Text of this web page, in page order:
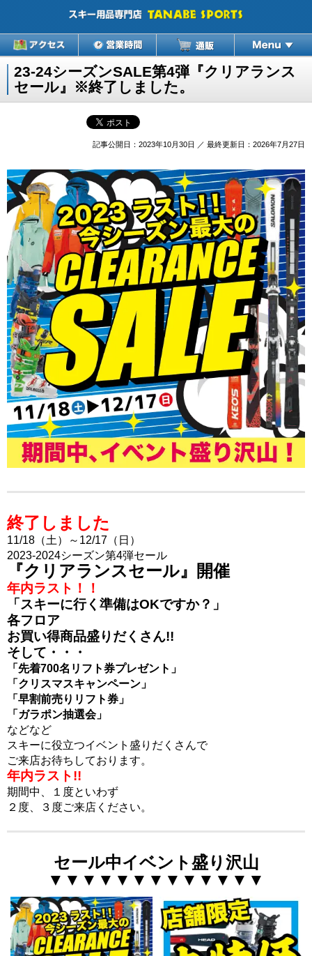
23-24シーズンSALE第4弾『クリアランス
セール』※終了しました。
記事公開日：2023年10月30日 ／ 最終更新日：2026年7月27日
終了しました
11/18（土）～12/17（日）
2023-2024シーズン第4弾セール
『クリアランスセール』開催
年内ラスト！！
「スキーに行く準備はOKですか？」
各フロア
お買い得商品盛りだくさん!!
そして・・・
「先着700名リフト券プレゼント」
「クリスマスキャンペーン」
「早割前売りリフト券」
「ガラポン抽選会」
などなど
スキーに役立つイベント盛りだくさんで
ご来店お待ちしております。
年内ラスト!!
期間中、１度といわず
２度、３度ご来店ください。
セール中イベント盛り沢山
▼▼▼▼▼▼▼▼▼▼▼▼▼